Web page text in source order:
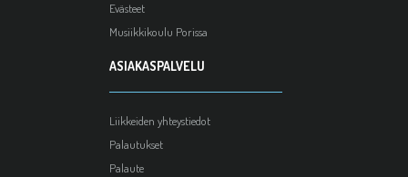
Evästeet
Musiikkikoulu Porissa
ASIAKASPALVELU
Liikkeiden yhteystiedot
Palautukset
Palaute